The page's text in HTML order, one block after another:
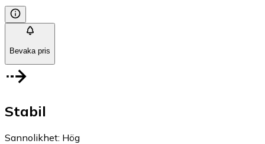
Bevaka pris
Stabil
Sannolikhet: Hög